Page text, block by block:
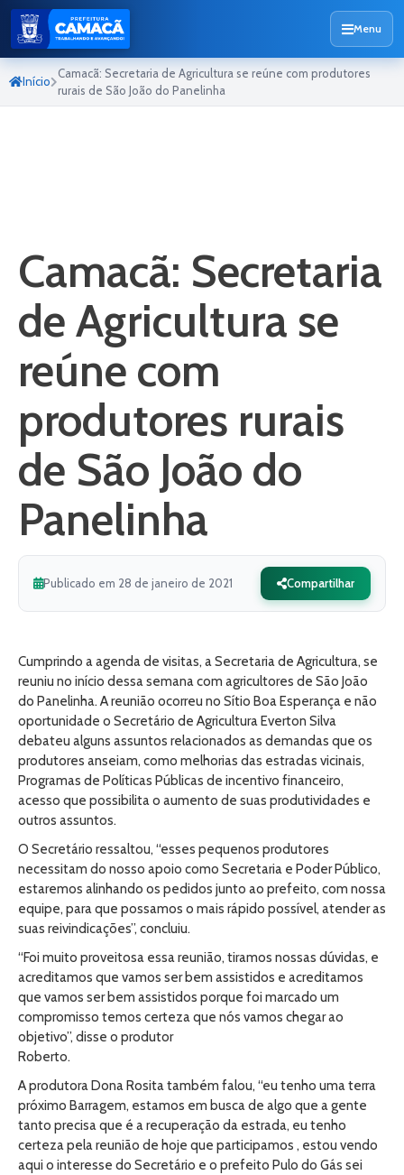
Menu
Início
Camacã: Secretaria de Agricultura se reúne com produtores
rurais de São João do Panelinha
Camacã: Secretaria
de Agricultura se
reúne com
produtores rurais
de São João do
Panelinha
Publicado em 28 de janeiro de 2021 Compartilhar
Cumprindo a agenda de visitas, a Secretaria de Agricultura, se
reuniu no início dessa semana com agricultores de São João
do Panelinha. A reunião ocorreu no Sítio Boa Esperança e não
oportunidade o Secretário de Agricultura Everton Silva
debateu alguns assuntos relacionados as demandas que os
produtores anseiam, como melhorias das estradas vicinais,
Programas de Políticas Públicas de incentivo financeiro,
acesso que possibilita o aumento de suas produtividades e
outros assuntos.
O Secretário ressaltou, “esses pequenos produtores
necessitam do nosso apoio como Secretaria e Poder Público,
estaremos alinhando os pedidos junto ao prefeito, com nossa
equipe, para que possamos o mais rápido possível, atender as
suas reivindicações”, concluiu.
“Foi muito proveitosa essa reunião, tiramos nossas dúvidas, e
acreditamos que vamos ser bem assistidos e acreditamos
que vamos ser bem assistidos porque foi marcado um
compromisso temos certeza que nós vamos chegar ao
objetivo”, disse o produtor
Roberto.
A produtora Dona Rosita também falou, “eu tenho uma terra
próximo Barragem, estamos em busca de algo que a gente
tanto precisa que é a recuperação da estrada, eu tenho
certeza pela reunião de hoje que participamos , estou vendo
aqui o interesse do Secretário e o prefeito Pulo do Gás sei